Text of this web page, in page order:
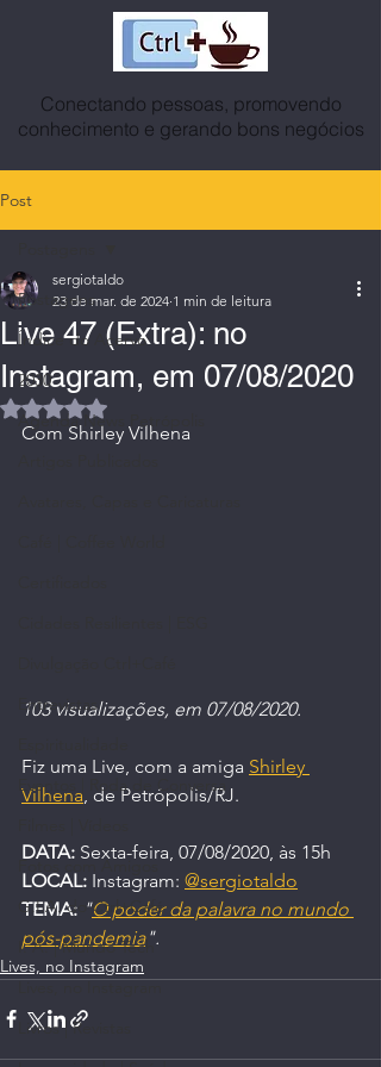
Conectando pessoas, promovendo
conhecimento e gerando bons negócios
Post
Postagens
Índice do Acervo
2030
Agenda News Petrópolis
Entrevistas
Eventos | Roda de Conversa
Fotos com Amigos
G.I.A. do Ctrl+Café
I. A. | Mundo Tech
Lives, no Instagram
Livros | Revistas
Live 47 (Extra): no
Instagram, em 07/08/2020
sergiotaldo
23 de mar. de 2024 1 min de leitura
Avaliado com NaN de 5 estrelas.
Com Shirley Vilhena
103 visualizações, em 07/08/2020.
Fiz uma Live, com a amiga Shirley
Vilhena , de Petrópolis/RJ.
DATA: Sexta-feira, 07/08/2020, às 15h
LOCAL: Instagram: @sergiotaldo
TEMA: "O poder da palavra no mundo
pós-pandemia".
Lives, no Instagram